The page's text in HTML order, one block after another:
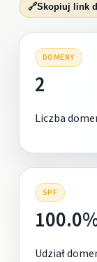
🔗Skopiuj link
DOMENY
2
Liczba
SPF
Udział